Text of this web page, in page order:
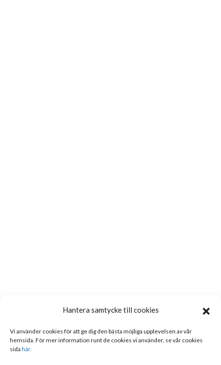
Hantera samtycke till cookies
Vi använder cookies för att ge dig den bästa möjliga upplevelsen av vår
hemsida. För mer information runt de cookies vi använder, se vår cookies
sida här.